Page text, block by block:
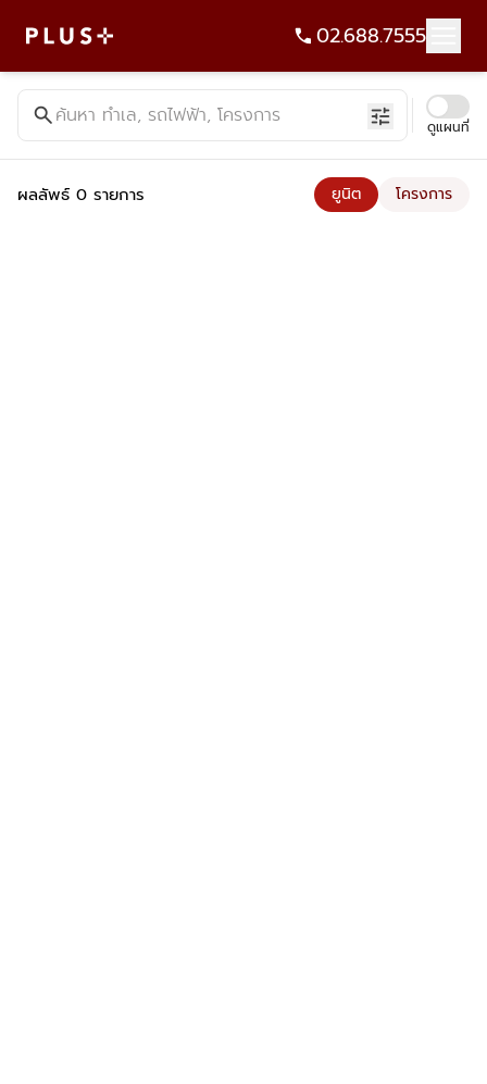
02.688.7555
ค้นหาคอนโด บ้าน ที่ดิน อาคารสำนักงาน ทั้งขายและเช่า - Plus
searchค้นหา ทำเล, รถไฟฟ้า, โครงการ tune ดูแผนที่
ผลลัพธ์ 0 รายการ ยูนิต โครงการ